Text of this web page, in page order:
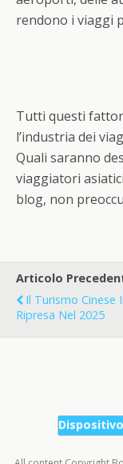
rendono i viaggi
Tutti questi
l’industria dei
Quali saranno
viaggiatori
blog, non
Articolo
Il Turismo Cinese
Ripresa Nel 2025